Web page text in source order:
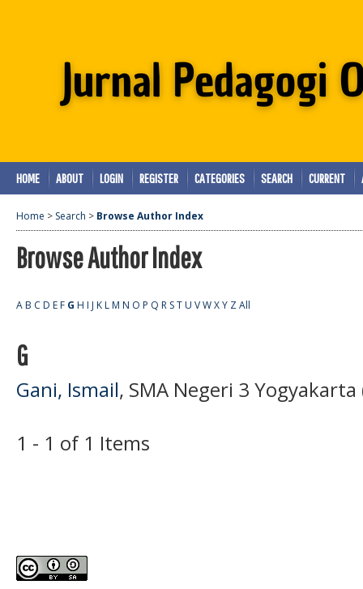
HOME ABOUT LOGIN REGISTER CATEGORIES SEARCH CURRENT
Home > Search > Browse Author Index
Browse Author Index
A B C D E F G H I J K L M N O P Q R ST U VWXY ZAll
G
Gani, Ismail, SMA Negeri 3
1 - 1 of 1 Items